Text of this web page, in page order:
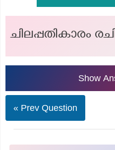
ചിലപ്പതികാരം
Show
« Prev Question